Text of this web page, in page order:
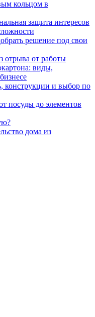
кольцом в
защита интересов
решение под свои
отрыва от работы
виды,
конструкции и выбор по
посуды до элементов
дома из